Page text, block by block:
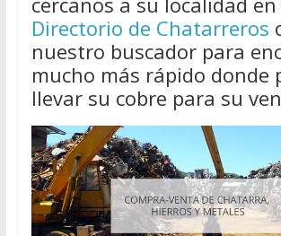
Directorio de Chatarreros
nuestro buscador para
mucho más rápido donde
llevar su cobre para su